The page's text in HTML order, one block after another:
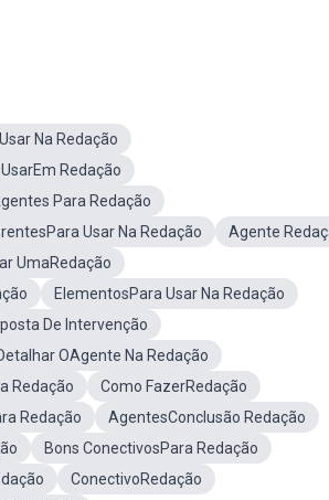
Na Redação
Redação
Para Redação
Usar Na Redação
Agente
UmaRedação
ElementosPara Usar Na Redação
De Intervenção
OAgente Na Redação
Redação
Como FazerRedação
Redação
AgentesConclusão Redação
Bons ConectivosPara Redação
ConectivoRedação